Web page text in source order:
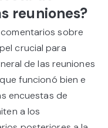
reuniones?
sobre
crucial para
de las reuniones
funcionó bien e
encuestas de
a los